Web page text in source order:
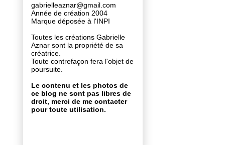
gabrielleaznar@gmail.com
Année de création 2004
Marque déposée à l'INPI
Toutes les créations Gabrielle
Aznar sont la propriété de sa
créatrice.
Toute contrefaçon fera l'objet de
poursuite.
Le contenu et les photos de
ce blog ne sont pas libres de
droit, merci de me contacter
pour toute utilisation.